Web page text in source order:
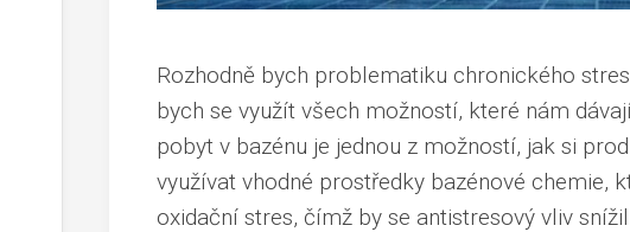
Rozhodně bych problematiku chronického
bych se využít všech možností, které nám
pobyt v bazénu je jednou z možností, jak si
využívat vhodné prostředky bazénové chemie,
oxidační stres, čímž by se antistresový vliv